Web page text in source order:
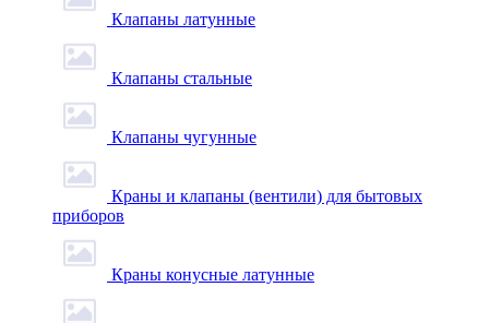
Клапаны латунные
Клапаны стальные
Клапаны чугунные
Краны и клапаны (вентили) для бытовых
приборов
Краны конусные латунные